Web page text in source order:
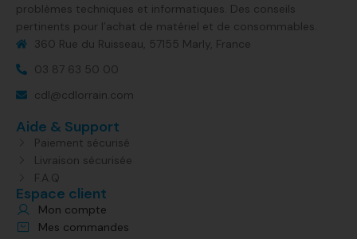
problèmes techniques et informatiques. Des conseils
pertinents pour l’achat de matériel et de consommables.
360 Rue du Ruisseau, 57155 Marly, France​
03 87 63 50 00
cdl@cdlorrain.com
Aide & Support
Paiement sécurisé
Livraison sécurisée
F.A.Q
Espace client
Mon compte
Mes commandes